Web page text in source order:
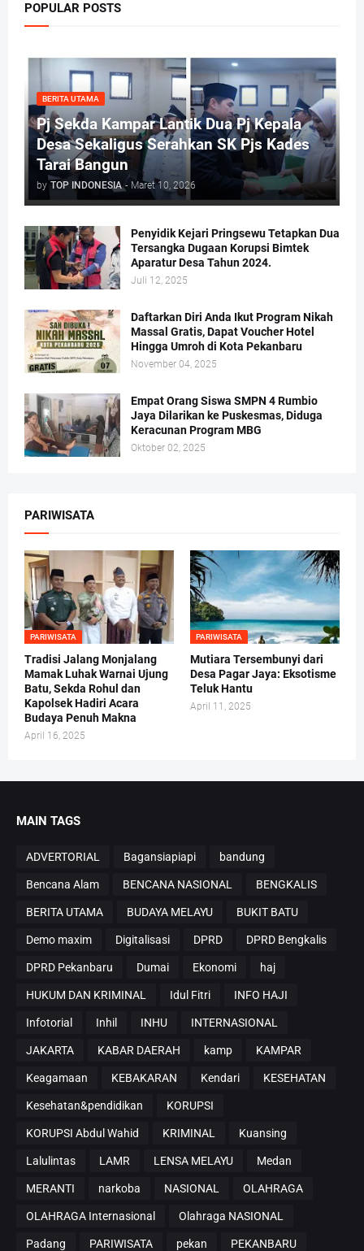
POPULAR POSTS
BERITA UTAMA
Pj Sekda Kampar Lantik Dua Pj Kepala
Desa Sekaligus Serahkan SK Pjs Kades
Tarai Bangun
by TOP INDONESIA - Maret 10, 2026
Penyidik Kejari Pringsewu Tetapkan Dua
Tersangka Dugaan Korupsi Bimtek
Aparatur Desa Tahun 2024.
Juli 12, 2025
Daftarkan Diri Anda Ikut Program Nikah
Massal Gratis, Dapat Voucher Hotel
Hingga Umroh di Kota Pekanbaru
November 04, 2025
Empat Orang Siswa SMPN 4 Rumbio
Jaya Dilarikan ke Puskesmas, Diduga
Keracunan Program MBG
Oktober 02, 2025
PARIWISATA
PARIWISATA
Tradisi Jalang Monjalang
Mamak Luhak Warnai Ujung
Batu, Sekda Rohul dan
Kapolsek Hadiri Acara
Budaya Penuh Makna
April 16, 2025
PARIWISATA
Mutiara Tersembunyi dari
Desa Pagar Jaya: Eksotisme
Teluk Hantu
April 11, 2025
MAIN TAGS
ADVERTORIAL Bagansiapiapi bandung
Bencana Alam BENCANA NASIONAL BENGKALIS
BERITA UTAMA BUDAYA MELAYU BUKIT BATU
Demo maxim Digitalisasi DPRD DPRD Bengkalis
DPRD Pekanbaru Dumai Ekonomi haj
HUKUM DAN KRIMINAL Idul Fitri INFO HAJI
Infotorial Inhil INHU INTERNASIONAL
JAKARTA KABAR DAERAH kamp KAMPAR
Keagamaan KEBAKARAN Kendari KESEHATAN
Kesehatan&pendidikan KORUPSI
KORUPSI Abdul Wahid KRIMINAL Kuansing
Lalulintas LAMR LENSA MELAYU Medan
MERANTI narkoba NASIONAL OLAHRAGA
OLAHRAGA Internasional Olahraga NASIONAL
Padang PARIWISATA pekan PEKANBARU